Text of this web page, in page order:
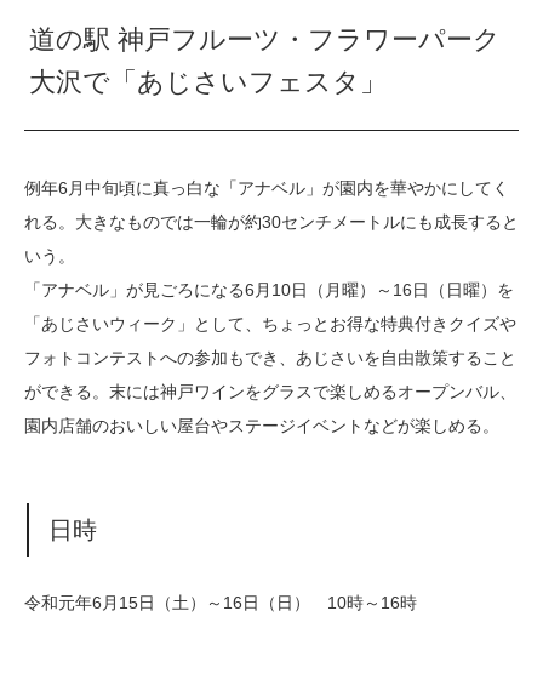
道の駅 神戸フルーツ・フラワーパーク
大沢で「あじさいフェスタ」
例年6月中旬頃に真っ白な「アナベル」が園内を華やかにしてく
れる。大きなものでは一輪が約30センチメートルにも成長すると
いう。
「アナベル」が見ごろになる6月10日（月曜）～16日（日曜）を
「あじさいウィーク」として、ちょっとお得な特典付きクイズや
フォトコンテストへの参加もでき、あじさいを自由散策すること
ができる。末には神戸ワインをグラスで楽しめるオープンバル、
園内店舗のおいしい屋台やステージイベントなどが楽しめる。
日時
令和元年6月15日（土）～16日（日） 10時～16時